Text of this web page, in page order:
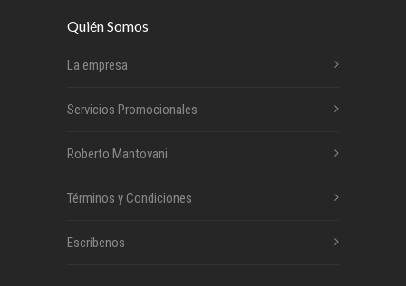
Quién Somos
La empresa
Servicios Promocionales
Roberto Mantovani
Términos y Condiciones
Escríbenos